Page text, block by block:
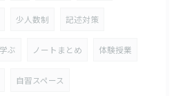
少人数制 記述対策
ぶ ノートまとめ 体験授業
自習スペース